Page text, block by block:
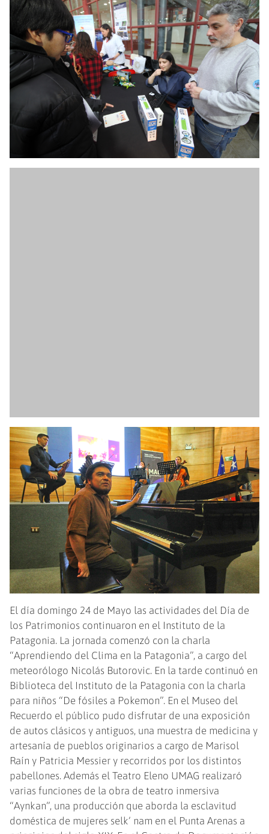
El día domingo 24 de Mayo las actividades del Día de
los Patrimonios continuaron en el Instituto de la
Patagonia. La jornada comenzó con la charla
“Aprendiendo del Clima en la Patagonia”, a cargo del
meteorólogo Nicolás Butorovic. En la tarde continuó en
Biblioteca del Instituto de la Patagonia con la charla
para niños “De fósiles a Pokemon”. En el Museo del
Recuerdo el público pudo disfrutar de una exposición
de autos clásicos y antiguos, una muestra de medicina y
artesanía de pueblos originarios a cargo de Marisol
Raín y Patricia Messier y recorridos por los distintos
pabellones. Además el Teatro Eleno UMAG realizaró
varias funciones de la obra de teatro inmersiva
“Aynkan”, una producción que aborda la esclavitud
doméstica de mujeres selk’ nam en el Punta Arenas a
principios del siglo XIX. En el Centro de Documentación
funcionó un espacio familiar de juego libre en torno al
arte y literatura infantil a cargo de la artista Leonor
Harris. 773 personas participaron de estas actividades,
que contaron con el apoyo de estudiantes de Biología
Marina, Pedagogía en Educación Parvularia y
Pedagogía en Historia y Ciencias Sociales. Así culminó
un nuevo Día de los Patrimonios en la Universidad de
Magallanes, cuya Vicerrectoría de Vinculación con el
Medio desplegó su trabajo para compartir cultura e
identidad con toda nuestra comunidad.